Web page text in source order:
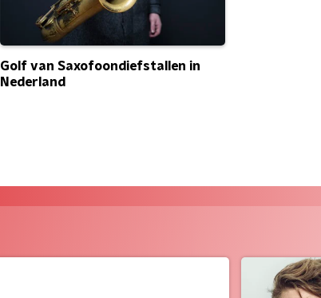
Golf van Saxofoondiefstallen in
Nederland